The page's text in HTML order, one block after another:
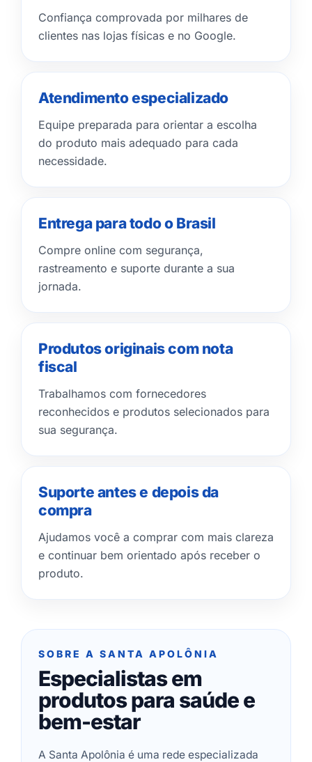
Confiança comprovada por milhares de
clientes nas lojas físicas e no Google.
Atendimento especializado
Equipe preparada para orientar a escolha
do produto mais adequado para cada
necessidade.
Entrega para todo o Brasil
Compre online com segurança,
rastreamento e suporte durante a sua
jornada.
Produtos originais com nota
fiscal
Trabalhamos com fornecedores
reconhecidos e produtos selecionados para
sua segurança.
Suporte antes e depois da
compra
Ajudamos você a comprar com mais clareza
e continuar bem orientado após receber o
produto.
SOBRE A SANTA APOLÔNIA
Especialistas em
produtos para saúde e
bem-estar
A Santa Apolônia é uma rede especializada